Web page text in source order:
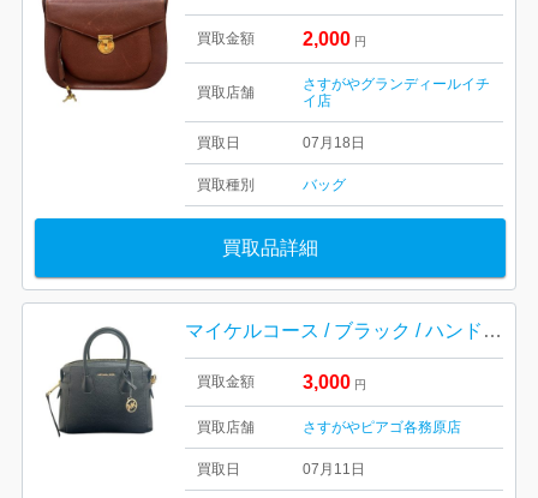
買取金額 2,000 円
買取店舗
さすがやグランディールイチ
イ店
買取日 07月18日
買取種別 バッグ
買取品詳細
マイケルコース / ブラック / ハンドバッグ / MICHAEL KORS / 鞄 / ブランド
買取金額 3,000 円
買取店舗 さすがやピアゴ各務原店
買取日 07月11日